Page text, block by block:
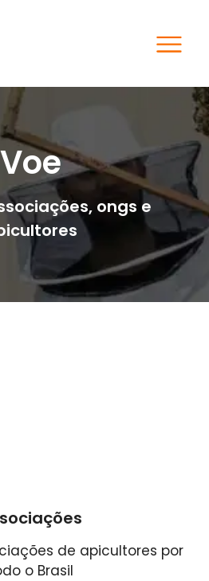
Voe
ongs e
de apicultores por
o Brasil